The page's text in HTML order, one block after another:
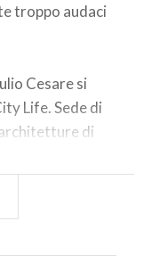
troppo audaci
Cesare si
Life. Sede di
di
territorio della
sopravvivono